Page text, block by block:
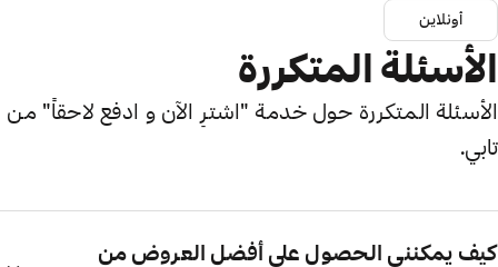
أونلاين
الأسئلة المتكررة
الأسئلة المتكررة حول خدمة "اشترِ الآن و ادفع لاحقاً" من
تابي.
كيف يمكنني الحصول على أفضل العروض من